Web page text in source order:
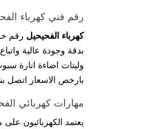
رقم فني كهرباء
كهرباء الفحيحيل رقم
بدقة وجودة عالية
وليتات اضاءة انارة
بارخص الاسعار اتصل
مهارات كهربائي
يعتمد الكهربائيون